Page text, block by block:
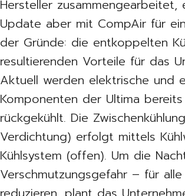
Hersteller
Update aber mit CompAir für
der Gründe: die entkoppelten
resultierenden Vorteile für das
Aktuell werden elektrische und
Komponenten der Ultima
rückgekühlt. Die
Verdichtung) erfolgt mittels
Kühlsystem (offen). Um die
Verschmutzungsgefahr – für